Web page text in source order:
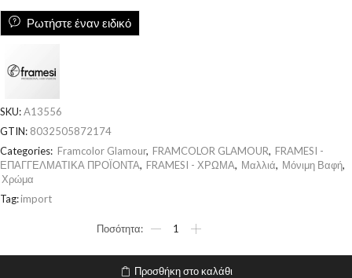
Ρωτήστε έναν ειδικό
SKU:A13556
GTIN: 8032505872174
Categories: Framcolor Glamour, FRAMCOLOR GLAMOUR, FRAMESI -
ΕΠΑΓΓΕΛΜΑΤΙΚΑ ΠΡΟΪΟΝΤΑ, FRAMESI - ΧΡΩΜΑ, Μαλλιά, Μόνιμη Βαφή,
Χρώμα
Tag:import
Προσθήκη στο καλάθι